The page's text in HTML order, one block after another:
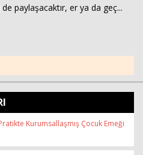
paylaşacaktır, er ya da geç...
Kurumsallaşmış Çocuk Emeği